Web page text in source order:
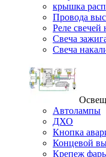
крышка
Провода
Реле свечей
Свеча
Свеча
Автолампы
ДХО
Кнопка
Концевой
Крепеж